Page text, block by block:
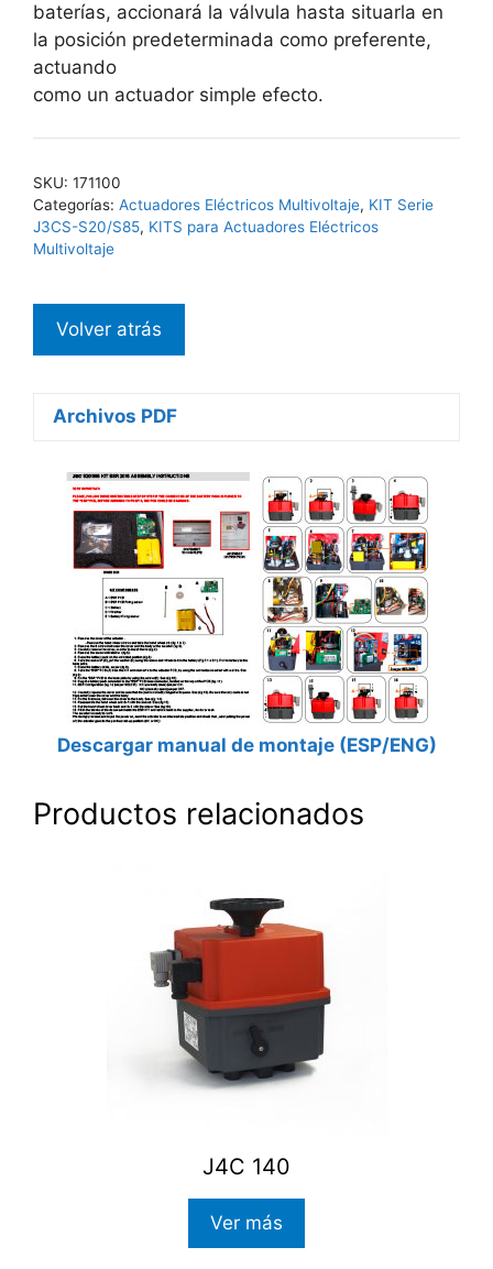
baterías, accionará la válvula hasta situarla en
la posición predeterminada como preferente,
actuando
como un actuador simple efecto.
SKU: 171100
Categorías: Actuadores Eléctricos Multivoltaje, KIT Serie
J3CS-S20/S85, KITS para Actuadores Eléctricos
Multivoltaje
Archivos PDF
Descargar manual de montaje (ESP/ENG)
Productos relacionados
J4C 140
Ver más